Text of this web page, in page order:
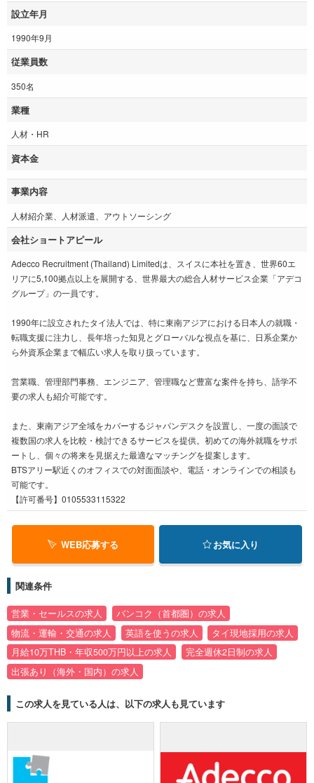
設立年月
1990年9月
従業員数
350名
業種
人材・HR
資本金
事業内容
人材紹介業、人材派遣、アウトソーシング
会社ショートアピール
Adecco Recruitment (Thailand) Limitedは、スイスに本社を置き、世界60エ
リアに5,100拠点以上を展開する、世界最大の総合人材サービス企業「アデコ
グループ」の一員です。
1990年に設立されたタイ法人では、特に東南アジアにおける日本人の就職・
転職支援に注力し、長年培った知見とグローバルな視点を基に、日系企業か
ら外資系企業まで幅広い求人を取り扱っています。
営業職、管理部門事務、エンジニア、管理職など豊富な案件を持ち、語学不
要の求人も紹介可能です。
また、東南アジア全域をカバーするジャパンデスクを設置し、一度の面談で
複数国の求人を比較・検討できるサービスを提供。初めての海外就職をサポ
ートし、個々の将来を見据えた最適なマッチングを提案します。
BTSアリー駅近くのオフィスでの対面面談や、電話・オンラインでの相談も
可能です。
【許可番号】0105533115322
WEB応募する お気に入り
関連条件
営業・セールスの求人
バンコク（首都圏）の求人
物流・運輸・交通の求人
英語を使うの求人
タイ現地採用の求人
月給10万THB・年収500万円以上の求人
完全週休2日制の求人
出張あり（海外・国内）の求人
この求人を見ている人は、以下の求人も見ています